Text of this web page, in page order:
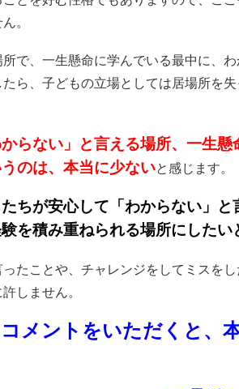
。
で、一生懸命に学んでいる最中に、
ら、子どもの立場としては居場所を
らない」と言える場所、一生懸
のは、本当に少ないと感じます。
ちが安心して「わからない」と
を積み重ねられる場所にしたい
たことや、チャレンジをしてミスを
しません。
メントをいただくと、